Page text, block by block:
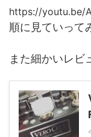
https://youtu.be/
順に見ていって
また細かいレビ